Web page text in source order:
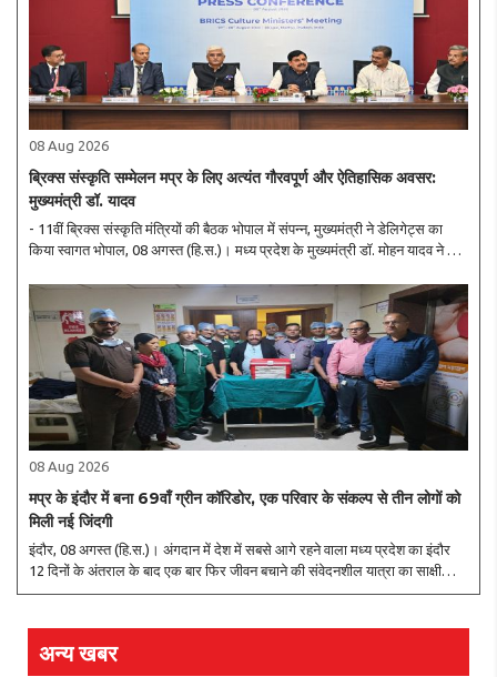
08 Aug 2026
ब्रिक्स संस्कृति सम्मेलन मप्र के लिए अत्यंत गौरवपूर्ण और ऐतिहासिक अवसर:
मुख्यमंत्री डॉ. यादव
- 11वीं ब्रिक्स संस्कृति मंत्रियों की बैठक भोपाल में संपन्न, मुख्यमंत्री ने डेलिगेट्स का
किया स्वागत भोपाल, 08 अगस्त (हि.स.)। मध्य प्रदेश के मुख्यमंत्री डॉ. मोहन यादव ने कहा
08 Aug 2026
मप्र के इंदौर में बना 69वाँ ग्रीन कॉरिडोर, एक परिवार के संकल्प से तीन लोगों को
मिली नई जिंदगी
इंदौर, 08 अगस्त (हि.स.)। अंगदान में देश में सबसे आगे रहने वाला मध्य प्रदेश का इंदौर
12 दिनों के अंतराल के बाद एक बार फिर जीवन बचाने की संवेदनशील यात्रा का साक्षी
बना। यहां शनिवार को 69वां ग्रीन कॉरिडोर बना और तीन लोगों को नई जिंदगी मिल गई।
अन्य खबर